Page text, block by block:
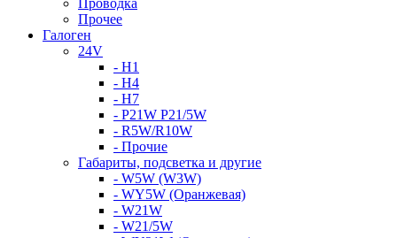
Проводка
Прочее
Галоген
24V
- H1
- H4
- H7
- P21W P21/5W
- R5W/R10W
- Прочие
Габариты, подсветка и другие
- W5W (W3W)
- WY5W (Оранжевая)
- W21W
- W21/5W